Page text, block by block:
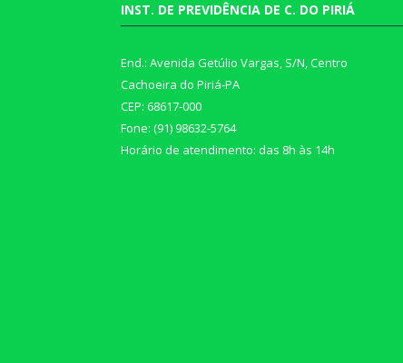
INST. DE PREVIDÊNCIA DE C. DO PIRIÁ
End.: Avenida Getúlio Vargas, S/N, Centro
Cachoeira do Piriá-PA
CEP: 68617-000
Fone: (91) 98632-5764
Horário de atendimento: das 8h às 14h